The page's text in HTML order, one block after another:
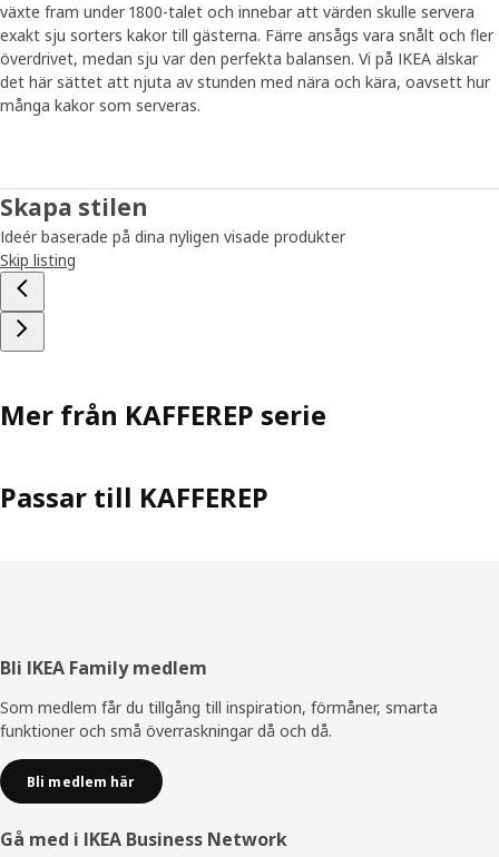
växte fram under 1800-talet och innebar att värden skulle servera
exakt sju sorters kakor till gästerna. Färre ansågs vara snålt och fler
överdrivet, medan sju var den perfekta balansen. Vi på IKEA älskar
det här sättet att njuta av stunden med nära och kära, oavsett hur
många kakor som serveras.
Skapa stilen
Ideér baserade på dina nyligen visade produkter
Skip listing
Mer från KAFFEREP serie
Passar till KAFFEREP
Sidfot
Bli IKEA Family medlem
Som medlem får du tillgång till inspiration, förmåner, smarta
funktioner och små överraskningar då och då.
Bli medlem här
Gå med i IKEA Business Network